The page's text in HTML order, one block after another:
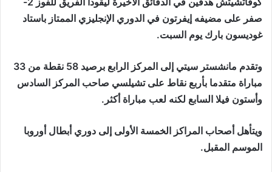
صفر على مضيفه إيفرتون في الدوري الإنجليزي الممتاز باستاد
غوديسون بارك يوم السبت.
وتقدم مانشستر سيتي إلى المركز الرابع برصيد 58 نقطة من 33
مباراة متقدما بأربع نقاط على تشيلسي صاحب المركز السادس
وأستون فيلا السابع لكنه لعب مباراة أكثر.
ويتأهل أصحاب المراكز الخمسة الأولى إلى دوري أبطال أوروبا
الموسم المقبل.